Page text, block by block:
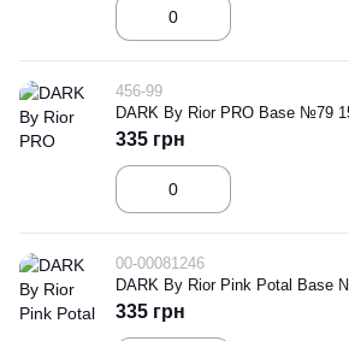
456-99
DARK By Rior PRO Base №79
335 грн
00-00081246
DARK By Rior Pink Potal Base
335 грн